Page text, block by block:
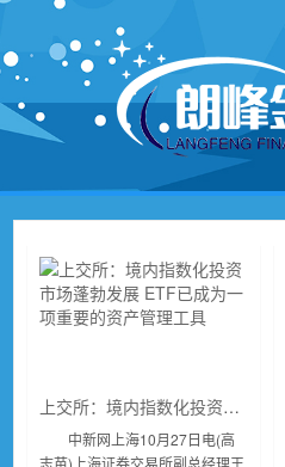
上交所：境内指数化投资市场蓬勃发展 ETF已成为一项重要的资产管理工具
中新网上海10月27日电(高